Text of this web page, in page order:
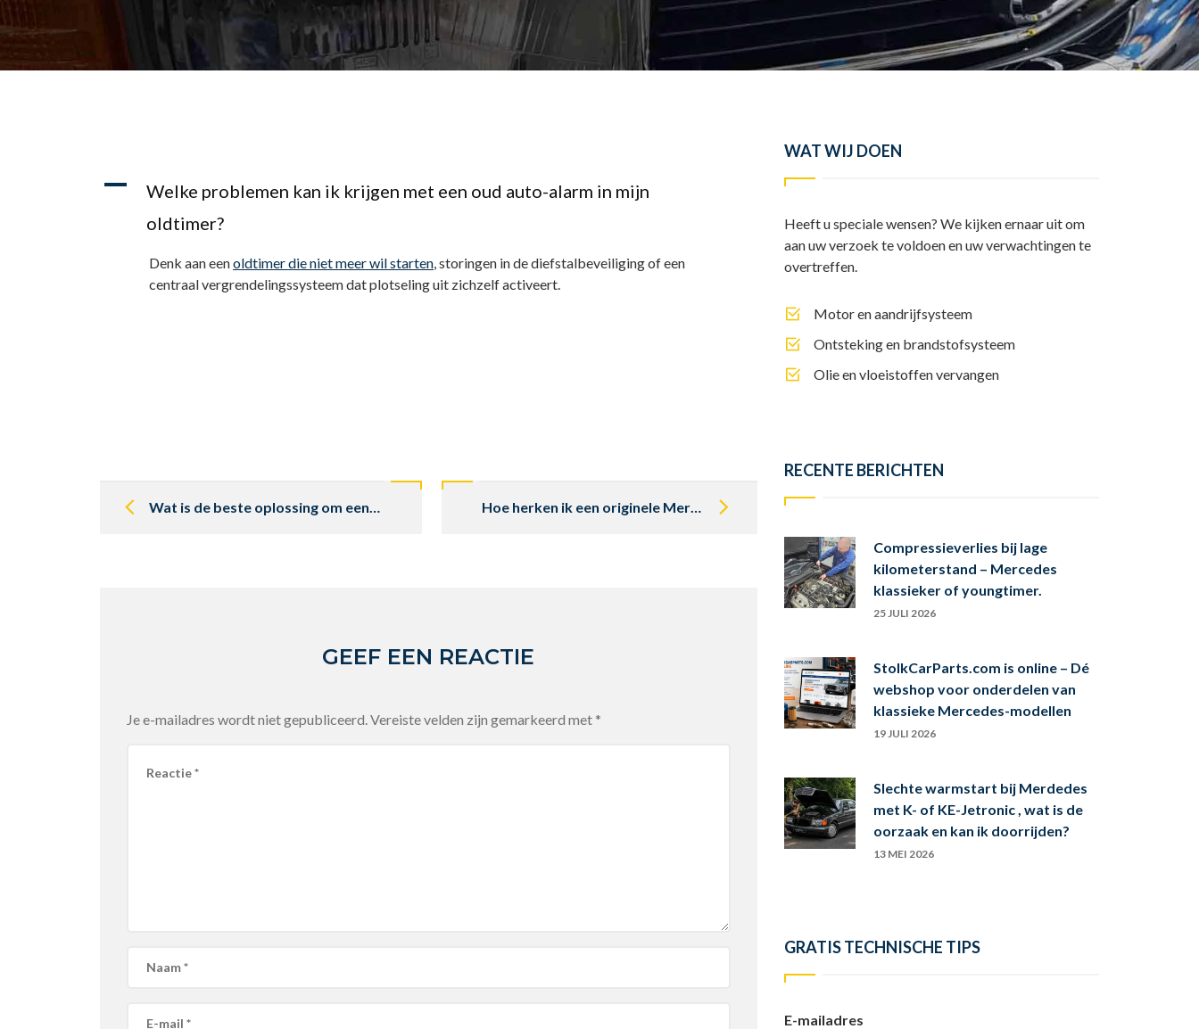
A
Welke problemen kan ik krijgen met een oud auto-alarm in mijn
oldtimer?
Denk aan eenoldtimer die niet meer wil starten, storingen in de diefstalbeveiliging of een
centraal vergrendelingssysteem dat plotseling uit zichzelf activeert.
navigation
Wat is de beste oplossing om een slecht zittende autostoel weer goed te maken? Hoe herken ik een originele Mercedes-Benz R107 cabriodak?
GEEF EEN REACTIE
Je e-mailadres wordt niet gepubliceerd.Vereiste velden zijn gemarkeerd met *
WAT WIJ DOEN
Heeft u speciale wensen? We kijken ernaar uit om
aan uw verzoek te voldoen en uw verwachtingen te
overtreffen.
Motor en aandrijfsysteem
Ontsteking en brandstofsysteem
Olie en vloeistoffen vervangen
RECENTE BERICHTEN
Compressieverlies bij lage
kilometerstand – Mercedes
klassieker of youngtimer.
25 JULI 2026
StolkCarParts.com is online – Dé
webshop voor onderdelen van
klassieke Mercedes-modellen
19 JULI 2026
Slechte warmstart bij Merdedes
met K- of KE-Jetronic , wat is de
oorzaak en kan ik doorrijden?
13 MEI 2026
GRATIS TECHNISCHE TIPS
E-mailadres
I
n
A
p
L
i
l
e
n